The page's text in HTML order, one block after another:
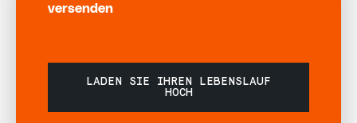
versenden
LADEN SIE IHREN LEBENSLAUF
HOCH